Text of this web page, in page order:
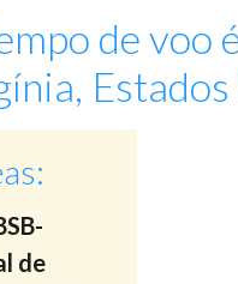
de voo
de